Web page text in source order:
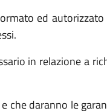
ed
in relazione a
che daranno le